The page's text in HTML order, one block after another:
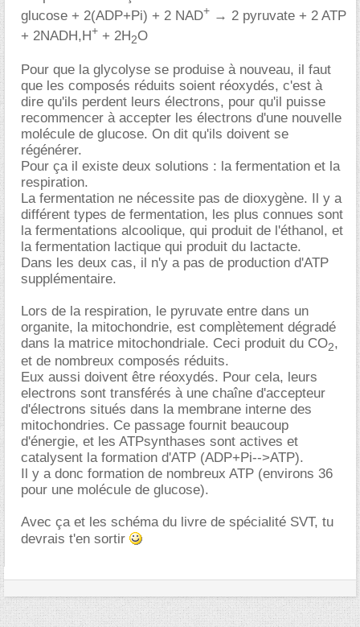
glucose + 2(ADP+Pi) + 2 NAD+ → 2 pyruvate + 2 ATP
+ 2NADH,H+ + 2H2O
Pour que la glycolyse se produise à nouveau, il faut
que les composés réduits soient réoxydés, c'est à
dire qu'ils perdent leurs électrons, pour qu'il puisse
recommencer à accepter les électrons d'une nouvelle
molécule de glucose. On dit qu'ils doivent se
régénérer.
Pour ça il existe deux solutions : la fermentation et la
respiration.
La fermentation ne nécessite pas de dioxygène. Il y a
différent types de fermentation, les plus connues sont
la fermentations alcoolique, qui produit de l'éthanol, et
la fermentation lactique qui produit du lactacte.
Dans les deux cas, il n'y a pas de production d'ATP
supplémentaire.
Lors de la respiration, le pyruvate entre dans un
organite, la mitochondrie, est complètement dégradé
dans la matrice mitochondriale. Ceci produit du CO2,
et de nombreux composés réduits.
Eux aussi doivent être réoxydés. Pour cela, leurs
electrons sont transférés à une chaîne d'accepteur
d'électrons situés dans la membrane interne des
mitochondries. Ce passage fournit beaucoup
d'énergie, et les ATPsynthases sont actives et
catalysent la formation d'ATP (ADP+Pi-->ATP).
Il y a donc formation de nombreux ATP (environs 36
pour une molécule de glucose).
Avec ça et les schéma du livre de spécialité SVT, tu
devrais t'en sortir